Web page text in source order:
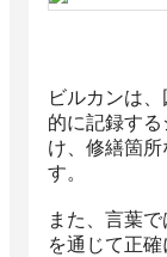
ビルカンは
的に記録す
け、修繕箇
す。
また、言葉
を通じて正